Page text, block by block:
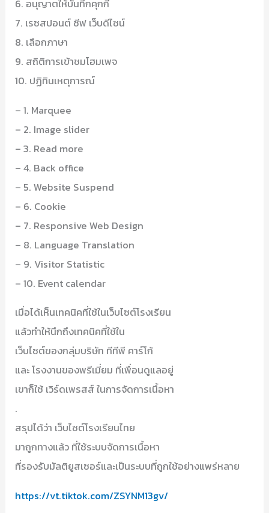
6. อนุญาตให้บันทึกคุกกี้
7. เรซสปอนต์ ซีฟ เว็บดีไซน์
8. เลือกภาษา
9. สถิติการเข้าชมโฮมเพจ
10. ปฏิทินเหตุการณ์
– 1. Marquee
– 2. Image slider
– 3. Read more
– 4. Back office
– 5. Website Suspend
– 6. Cookie
– 7. Responsive Web Design
– 8. Language Translation
– 9. Visitor Statistic
– 10. Event calendar
เมื่อได้เห็นเทคนิคที่ใช้ในเว็บไซต์โรงเรียน
แล้วทำให้นึกถึงเทคนิคที่ใช้ใน
เว็บไซต์ของกลุ่มบริษัท ทีทีพี คาร์โก้
และ โรงงานของพรีเมี่ยม ที่เพื่อนดูแลอยู่
เขาก็ใช้ เวิร์ดเพรสส์ ในการจัดการเนื้อหา
.
สรุปได้ว่า เว็บไซต์โรงเรียนไทย
มาถูกทางแล้ว ที่ใช้ระบบจัดการเนื้อหา
ที่รองรับมัลติยูสเซอร์และเป็นระบบที่ถูกใช้อย่างแพร่หลาย
https://vt.tiktok.com/ZSYNM13gv/